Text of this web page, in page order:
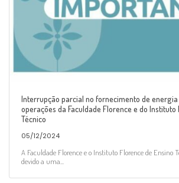
Interrupção parcial no fornecimento de
operações da Faculdade Florence e do Instituto
Técnico
05/12/2024
A Faculdade Florence e o Instituto Florence de Ensino
devido a uma...